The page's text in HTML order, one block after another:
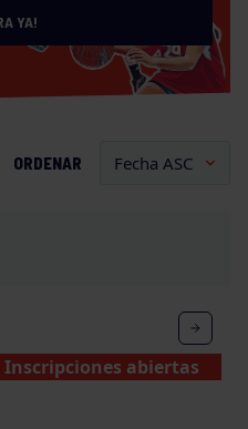
YA!
ORDENAR
Inscripciones abiertas